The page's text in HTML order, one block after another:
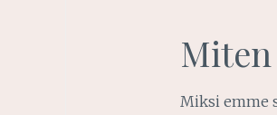
Miksi emme